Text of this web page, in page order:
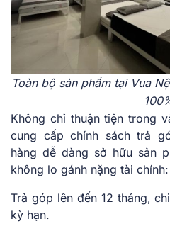
Toàn bộ sản phẩm tại Vua
Không chỉ thuận tiện trong
cung cấp chính sách trả
hàng dễ dàng sở hữu sản
không lo gánh nặng tài chính:
Trả góp lên đến 12 tháng,
kỳ hạn.